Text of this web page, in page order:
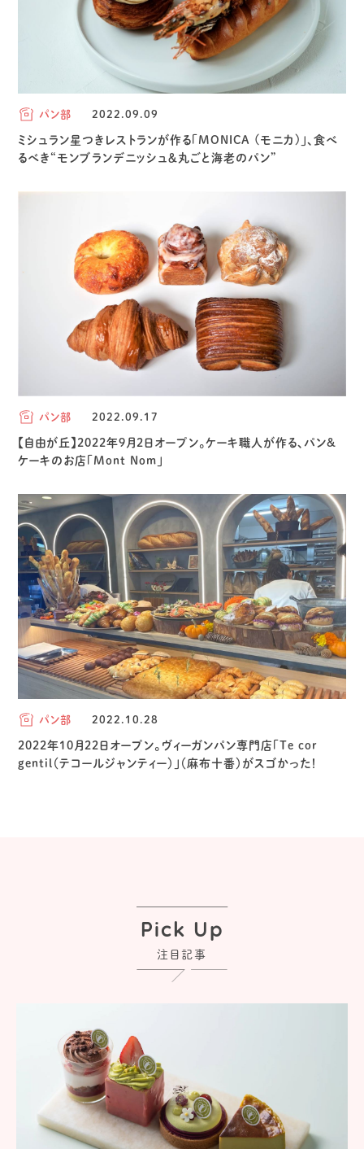
パン部 2022.09.09
ミシュラン星つきレストランが作る「MONICA (モニカ)」、食べ
るべき“モンブランデニッシュ＆丸ごと海老のパン”
パン部 2022.09.17
【自由が丘】2022年9月2日オープン。ケーキ職人が作る、パン&
ケーキのお店「Mont Nom」
パン部 2022.10.28
2022年10月22日オープン。ヴィーガンパン専門店「Te cor
gentil（テコールジャンティー）」（麻布十番）がスゴかった！
Pick Up
注目記事